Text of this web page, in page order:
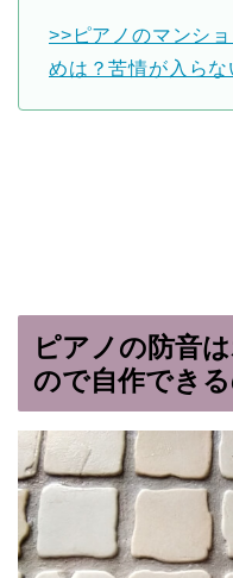
>>ピアノのマンシ
めは？苦情が入らな
ピアノの防音は
ので自作でき